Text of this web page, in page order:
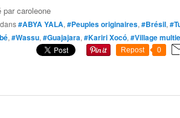
parcaroleone
dans#ABYA YALA, #Peuples originaires, #Brésil,
, #Wassu, #Guajajara, #Kariri Xocó, #Village
Repost 0